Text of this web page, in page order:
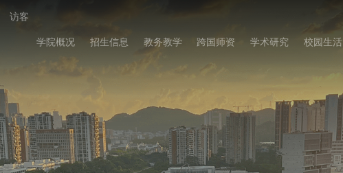
访客
学院概况
招生信息 教务教学 跨国师资 学术研究 校园生活